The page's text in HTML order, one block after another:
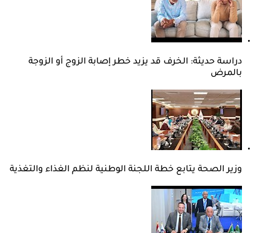
دراسة حديثة: الخرف قد يزيد خطر إصابة الزوج أو الزوجة
بالمرض
وزير الصحة يتابع خطة اللجنة الوطنية لنظم الغذاء والتغذية